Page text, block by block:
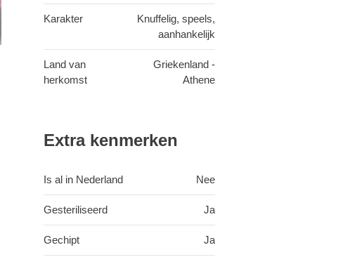
Karakter
Knuffelig, speels,
aanhankelijk
Land van
herkomst
Griekenland -
Athene
Extra kenmerken
Is al in Nederland Nee
Gesteriliseerd Ja
Gechipt Ja